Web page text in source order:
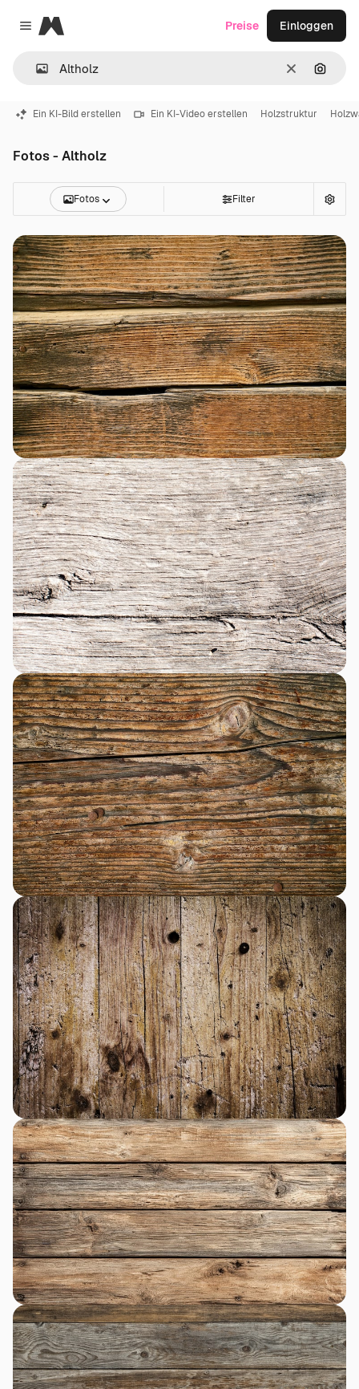
Close menu
Magnific
LöschenNach
Preise Einloggen
Ein KI-Bild erstellen Ein KI-Video erstellen Holzstruktur
Fotos - Altholz
Fotos Filter